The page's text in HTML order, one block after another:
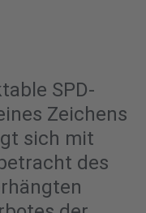
SPD-
Zeichens
sich mit
des